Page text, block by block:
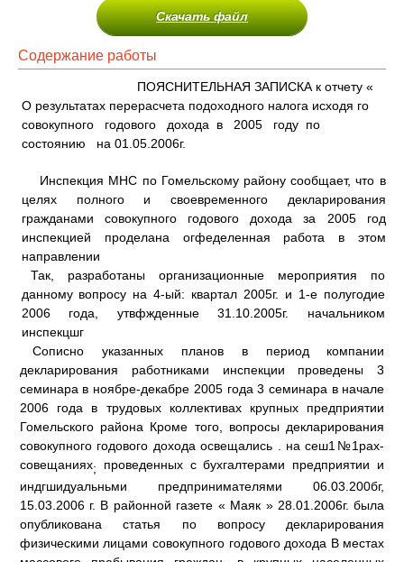
Скачать файл
Содержание работы
ПОЯСНИТЕЛЬНАЯ ЗАПИСКА к отчету «
О результатах перерасчета подоходного налога исходя го
совокупного годового дохода в 2005 году по
состоянию на 01.05.2006г.
Инспекция МНС по Гомельскому району сообщает, что в
целях полного и своевременного декларирования
гражданами совокупного годового дохода за 2005 год
инспекцией проделана огфеделенная работа в этом
направлении
Так, разработаны организационные мероприятия по
данному вопросу на 4-ый: квартал 2005г. и 1-е полугодие
2006 года, утвфжденные 31.10.2005г. начальником
инспекцшг
Сописно указанных планов в период компании
декларирования работниками инспекции проведены 3
семинара в ноябре-декабре 2005 года 3 семинара в начале
2006 года в трудовых коллективах крупных предприятии
Гомельского района Кроме того, вопросы декларирования
совокупного годового дохода освещались . на сеш1№1рах-
совещаниях; проведенных с бухгалтерами предприятии и
индгшидуальньми предпринимателями 06.03.200бг,
15.03.2006 г. В районной газете « Маяк » 28.01.2006г. была
опубликована статья по вопросу декларирования
физическими лицами совокупного годового дохода В местах